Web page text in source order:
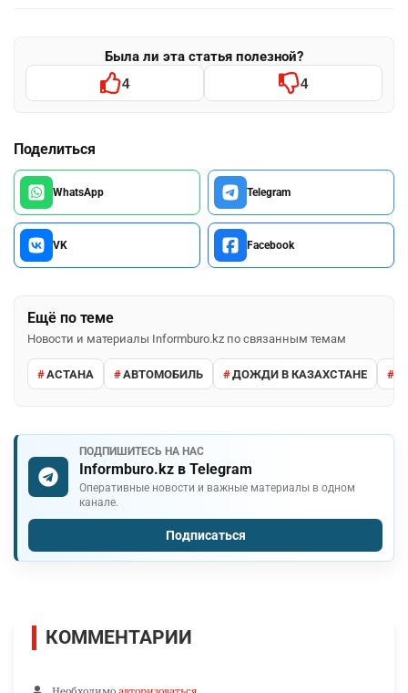
Была ли эта статья полезной?
4 4
Поделиться
WhatsApp Telegram
VK Facebook
Ещё по теме
Новости и материалы Informburo.kz по связанным темам
АСТАНА АВТОМОБИЛЬ ДОЖДИ В КАЗАХСТАНЕ
ПОДПИШИТЕСЬ НА НАС
Informburo.kz в Telegram
Оперативные новости и важные материалы в одном
канале.
Подписаться
КОММЕНТАРИИ